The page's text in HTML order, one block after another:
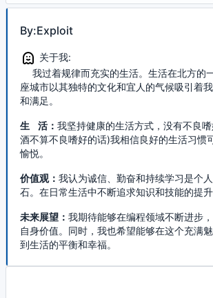
By:Exploit
关于我:
我过着规律而充实的生活。生活在北方的
座城市以其独特的文化和宜人的气候吸引着
和满足。
生 活： 我坚持健康的生活方式，没有不良
酒不算不良嗜好的话)我相信良好的生活习惯
愉悦。
价值观： 我认为诚信、勤奋和持续学习是个
石。在日常生活中不断追求知识和技能的提升
未来展望： 我期待能够在编程领域不断进步
自身价值。同时，我也希望能够在这个充满
到生活的平衡和幸福。